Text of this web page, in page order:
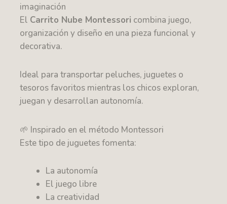
imaginación
El Carrito Nube Montessori combina juego,
organización y diseño en una pieza funcional y
decorativa.
Ideal para transportar peluches, juguetes o
tesoros favoritos mientras los chicos exploran,
juegan y desarrollan autonomía.
🌱 Inspirado en el método Montessori
Este tipo de juguetes fomenta:
La autonomía
El juego libre
La creatividad